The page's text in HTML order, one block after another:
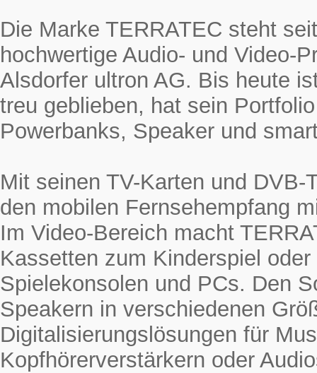
Die Marke TERRATEC steht
hochwertige Audio- und Video-
Alsdorfer ultron AG. Bis heute
treu geblieben, hat sein
Powerbanks, Speaker und
Mit seinen TV-Karten und
den mobilen Fernsehempfang
Im Video-Bereich macht
Kassetten zum Kinderspiel
Spielekonsolen und PCs. Den
Speakern in verschiedenen
Digitalisierungslösungen für
Kopfhörerverstärkern oder